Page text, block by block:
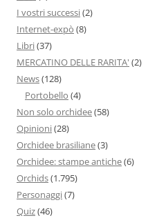
I vostri successi(2)
Internet-expò (8)
Libri(37)
MERCATINO DELLE RARITA' (2)
News(128)
Portobello (4)
Non solo orchidee(58)
Opinioni(28)
Orchidee brasiliane(3)
Orchidee: stampe antiche(6)
Orchids(1.795)
Personaggi(7)
Quiz(46)